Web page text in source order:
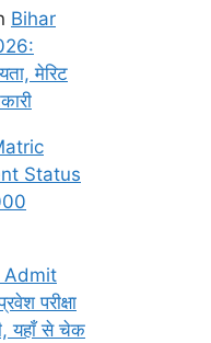
Bihar
मेरिट
Status
Admit
परीक्षा
यहाँ से चेक